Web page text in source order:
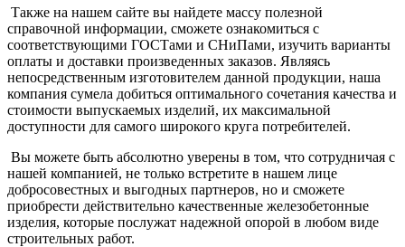
Также на нашем сайте вы найдете массу полезной
справочной информации, сможете ознакомиться с
соответствующими ГОСТами и СНиПами, изучить варианты
оплаты и доставки произведенных заказов. Являясь
непосредственным изготовителем данной продукции, наша
компания сумела добиться оптимального сочетания качества и
стоимости выпускаемых изделий, их максимальной
доступности для самого широкого круга потребителей.
Вы можете быть абсолютно уверены в том, что сотрудничая с
нашей компанией, не только встретите в нашем лице
добросовестных и выгодных партнеров, но и сможете
приобрести действительно качественные железобетонные
изделия, которые послужат надежной опорой в любом виде
строительных работ.